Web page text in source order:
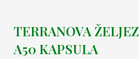
TERRANOVA
A50 KAPSULA